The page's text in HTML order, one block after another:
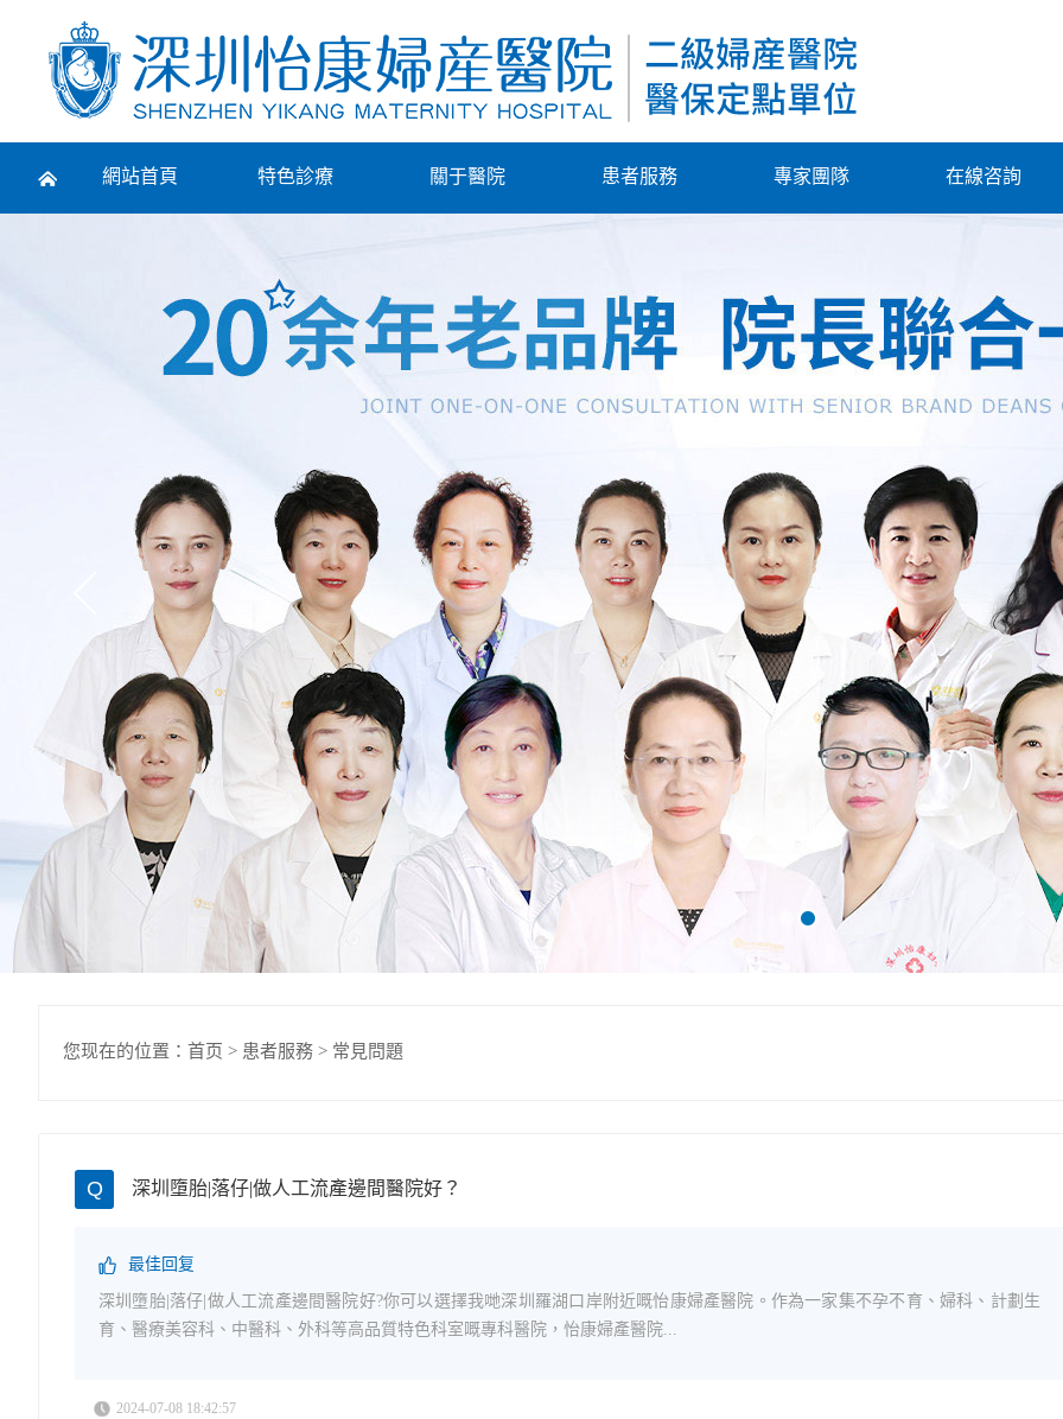
網站首頁 特色診療 關于醫院 患者服務 專家團隊 在線咨詢
Prev
您现在的位置： 首页 > 患者服務 > 常見問題
Q 深圳墮胎|落仔|做人工流產邊間醫院好？
最佳回复
深圳墮胎|落仔|做人工流產邊間醫院好?你可以選擇我哋深圳羅湖口岸附近嘅怡康婦產醫院。作為一家集不孕不育、婦科、計劃生
育、醫療美容科、中醫科、外科等高品質特色科室嘅專科醫院，怡康婦產醫院...
2024-07-08 18:42:57